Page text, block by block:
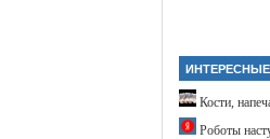
Кости,
Роботы